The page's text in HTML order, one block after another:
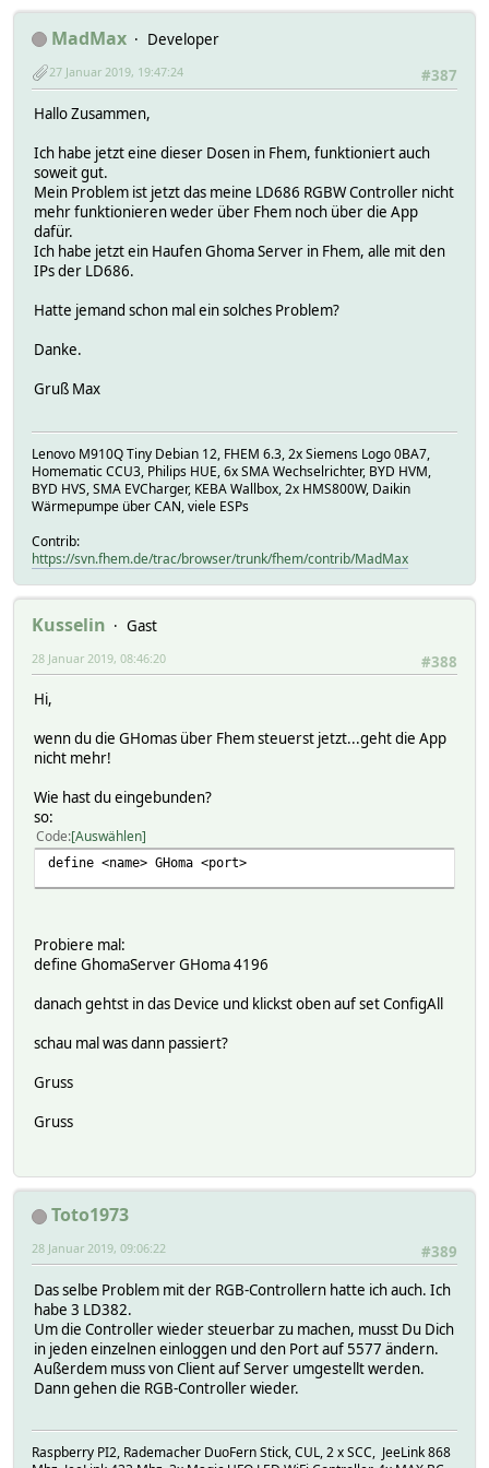
MadMax
Developer
#387
27 Januar 2019, 19:47:24
Hallo Zusammen,
Ich habe jetzt eine dieser Dosen in Fhem, funktioniert auch
soweit gut.
Mein Problem ist jetzt das meine LD686 RGBW Controller nicht
mehr funktionieren weder über Fhem noch über die App
dafür.
Ich habe jetzt ein Haufen Ghoma Server in Fhem, alle mit den
IPs der LD686.
Hatte jemand schon mal ein solches Problem?
Danke.
Gruß Max
Lenovo M910Q Tiny Debian 12, FHEM 6.3, 2x Siemens Logo 0BA7,
Homematic CCU3, Philips HUE, 6x SMA Wechselrichter, BYD HVM,
BYD HVS, SMA EVCharger, KEBA Wallbox, 2x HMS800W, Daikin
Wärmepumpe über CAN, viele ESPs
Contrib:
https://svn.fhem.de/trac/browser/trunk/fhem/contrib/MadMax
Kusselin
Gast
#388
28 Januar 2019, 08:46:20
Hi,
wenn du die GHomas über Fhem steuerst jetzt...geht die App
nicht mehr!
Wie hast du eingebunden?
so:
Code Auswählen
define <name> GHoma <port>
Probiere mal:
define GhomaServer GHoma 4196
danach gehtst in das Device und klickst oben auf set ConfigAll
schau mal was dann passiert?
Gruss
Gruss
Toto1973
#389
28 Januar 2019, 09:06:22
Das selbe Problem mit der RGB-Controllern hatte ich auch. Ich
habe 3 LD382.
Um die Controller wieder steuerbar zu machen, musst Du Dich
in jeden einzelnen einloggen und den Port auf 5577 ändern.
Außerdem muss von Client auf Server umgestellt werden.
Dann gehen die RGB-Controller wieder.
Raspberry PI2, Rademacher DuoFern Stick, CUL, 2 x SCC, JeeLink 868